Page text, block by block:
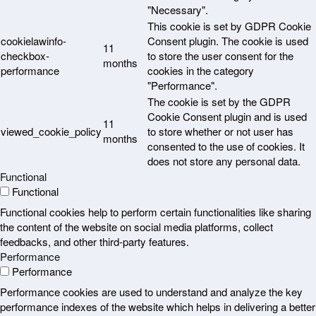
"Necessary".
cookielawinfo-
checkbox-
performance
11
months
This cookie is set by GDPR Cookie
Consent plugin. The cookie is used
to store the user consent for the
cookies in the category
"Performance".
viewed_cookie_policy
11
months
The cookie is set by the GDPR
Cookie Consent plugin and is used
to store whether or not user has
consented to the use of cookies. It
does not store any personal data.
Functional
Functional
Functional cookies help to perform certain functionalities like sharing
the content of the website on social media platforms, collect
feedbacks, and other third-party features.
Performance
Performance
Performance cookies are used to understand and analyze the key
performance indexes of the website which helps in delivering a better